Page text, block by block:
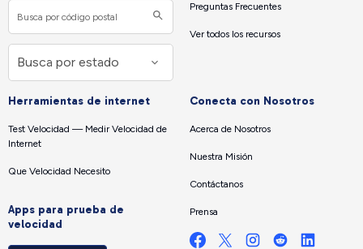
Preguntas Frecuentes
Ver todos los recursos
Herramientas de internet
Test Velocidad — Medir Velocidad de
Internet
Que Velocidad Necesito
Apps para prueba de
velocidad
Conecta con Nosotros
Acerca de Nosotros
Nuestra Misión
Contáctanos
Prensa